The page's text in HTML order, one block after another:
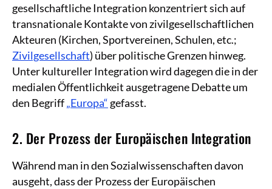
gesellschaftliche Integration konzentriert sich auf
transnationale Kontakte von zivilgesellschaftlichen
Akteuren (Kirchen, Sportvereinen, Schulen, etc.;
Zivilgesellschaft) über politische Grenzen hinweg.
Unter kultureller Integration wird dagegen die in der
medialen Öffentlichkeit ausgetragene Debatte um
den Begriff„Europa“ gefasst.
2. Der Prozess der Europäischen Integration
Während man in den Sozialwissenschaften davon
ausgeht, dass der Prozess der Europäischen